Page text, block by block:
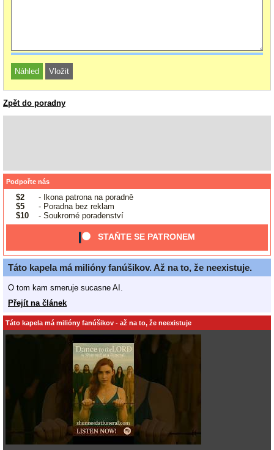
Zpět do poradny
Podpořte nás
$2
- Ikona patrona na poradně
$5
- Poradna bez reklam
$10
- Soukromé poradenství
STAŇTE SE PATRONEM
Táto kapela má milióny fanúšikov. Až na to, že neexistuje.
O tom kam smeruje sucasne AI.
Přejít na článek
Táto kapela má milióny fanúšikov - až na to, že neexistuje